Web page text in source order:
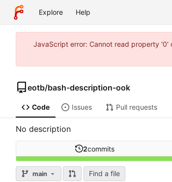
Explore Help
JavaScript error: Cannot read property '0'
eotb/bash-description-ook
Code Issues Pull requests
No description
2commits
main Find a file